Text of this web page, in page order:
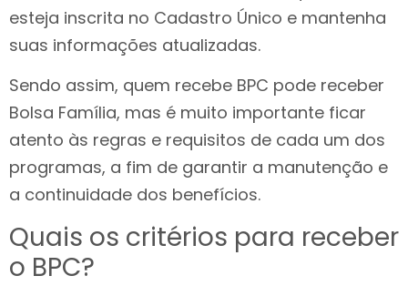
esteja inscrita no Cadastro Único e mantenha
suas informações atualizadas.
Sendo assim, quem recebe BPC pode receber
Bolsa Família, mas é muito importante ficar
atento às regras e requisitos de cada um dos
programas, a fim de garantir a manutenção e
a continuidade dos benefícios.
Quais os critérios para receber
o BPC?